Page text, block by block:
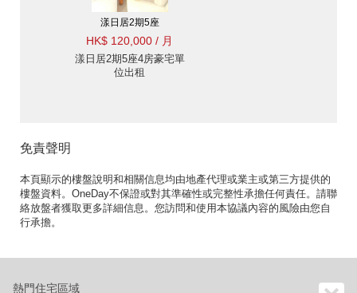
漾日居2期5座
HK$ 120,000 / 月
漾日居2期5座4房豪宅單
位出租
免責聲明
本頁顯示的樓盤說明和相關信息均由地產代理或業主或第三方提供的
樓盤資料。OneDay不保證或對其準確性或完整性承擔任何責任。請聯
絡放盤者獲取更多詳細信息。您訪問和使用本協議內容的風險由您自
行承擔。
熱門住宅區域